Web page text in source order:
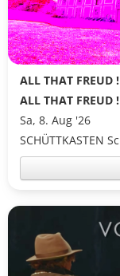
ALL THAT FREUD !
ALL THAT FREUD
Sa, 8. Aug '26
SCHÜTTKASTEN